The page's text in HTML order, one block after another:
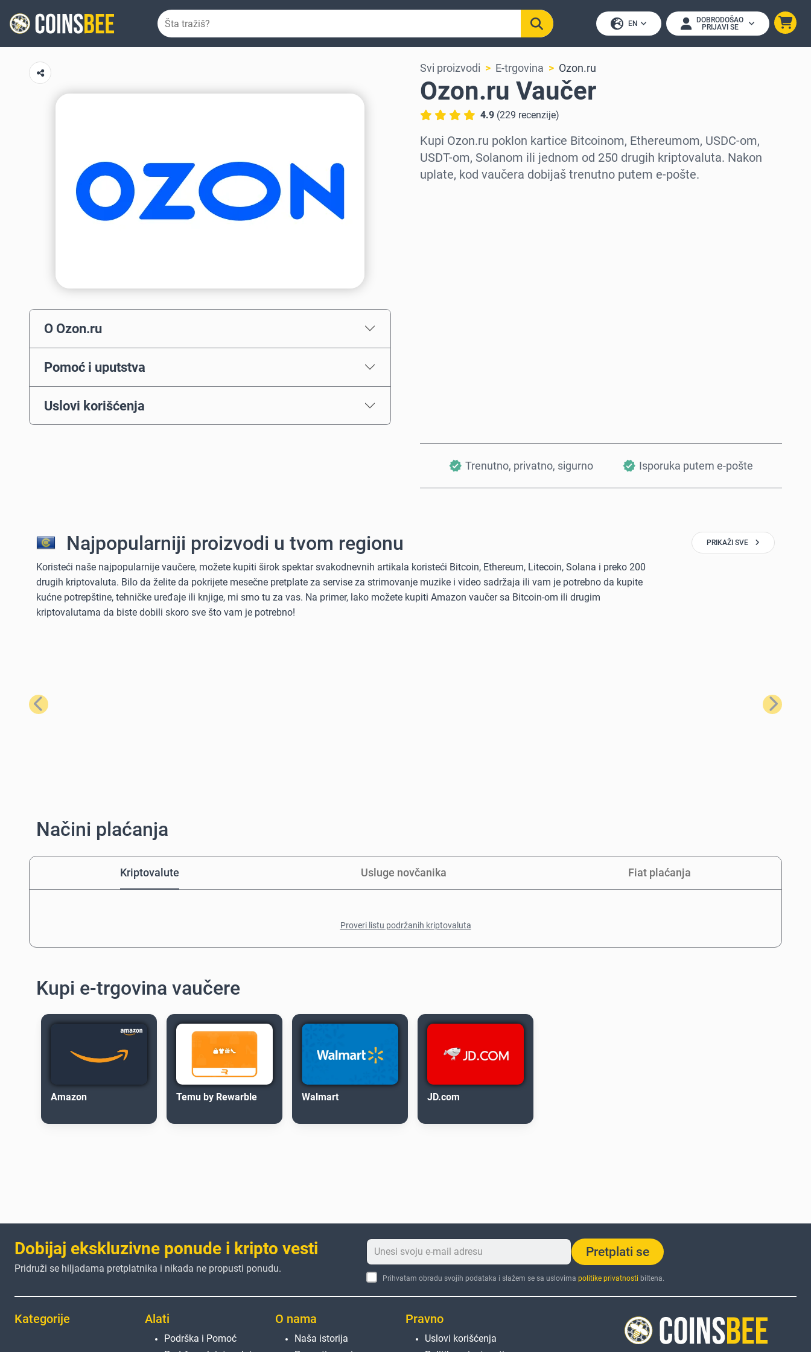
EN
DOBRODOŠAO
PRIJAVI SE
O Ozon.ru
Pomoć i uputstva
Uslovi korišćenja
Svi proizvodi E-trgovina Ozon.ru
Ozon.ru Vaučer
4.9 (229 recenzije)
Kupi Ozon.ru poklon kartice Bitcoinom, Ethereumom, USDC-om,
USDT-om, Solanom ili jednom od 250 drugih kriptovaluta. Nakon
uplate, kod vaučera dobijaš trenutno putem e-pošte.
Trenutno, privatno, sigurno Isporuka putem e-pošte
Najpopularniji proizvodi u tvom regionu
Koristeći naše najpopularnije vaučere, možete kupiti širok spektar svakodnevnih artikala koristeći Bitcoin, Ethereum, Litecoin, Solana i preko 200
drugih kriptovaluta. Bilo da želite da pokrijete mesečne pretplate za servise za strimovanje muzike i video sadržaja ili vam je potrebno da kupite
kućne potrepštine, tehničke uređaje ili knjige, mi smo tu za vas. Na primer, lako možete kupiti Amazon vaučer sa Bitcoin-om ili drugim
kriptovalutama da biste dobili skoro sve što vam je potrebno!
PRIKAŽI SVE
Prethodno Sledeće
Načini plaćanja
Kriptovalute Usluge novčanika Fiat plaćanja
Proveri listu podržanih kriptovaluta
Kupi e-trgovina vaučere
Amazon Temu by Rewarble Walmart JD.com
Dobijaj ekskluzivne ponude i kripto vesti
Pridruži se hiljadama pretplatnika i nikada ne propusti ponudu.
Pretplati se
Prihvatam obradu svojih podataka i slažem se sa uslovima politike privatnosti biltena.
Kategorije Alati
Podrška i Pomoć
O nama
Naša istorija
Pravno
Uslovi korišćenja